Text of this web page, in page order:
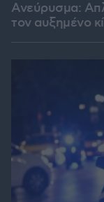
Ανεύρυσμα:
τον αυξημένο